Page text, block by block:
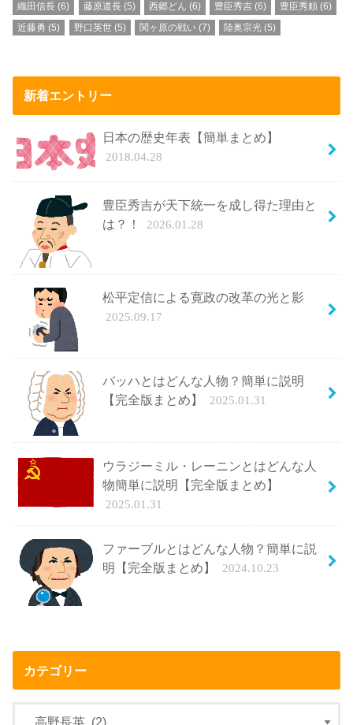
織田信長 (6) 藤原道長(5) 西郷どん (6) 豊臣秀吉 (6) 豊臣秀頼 (6)
近藤勇 (5) 野口英世(5) 関ヶ原の戦い(7) 陸奥宗光 (5)
新着エントリー
日本の歴史年表【簡単まとめ】
2018.04.28
豊臣秀吉が天下統一を成し得た理由と
は？！
2026.01.28
松平定信による寛政の改革の光と影
2025.09.17
バッハとはどんな人物？簡単に説明
【完全版まとめ】
2025.01.31
ウラジーミル・レーニンとはどんな人
物簡単に説明【完全版まとめ】
2025.01.31
ファーブルとはどんな人物？簡単に説
明【完全版まとめ】
2024.10.23
カテゴリー